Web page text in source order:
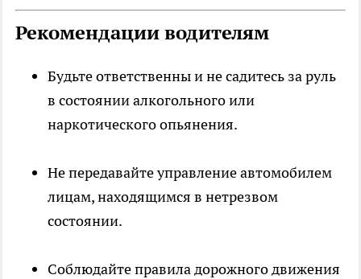
Рекомендации водителям
Будьте ответственны и не садитесь за руль
в состоянии алкогольного или
наркотического опьянения.
Не передавайте управление автомобилем
лицам, находящимся в нетрезвом
состоянии.
Соблюдайте правила дорожного движения